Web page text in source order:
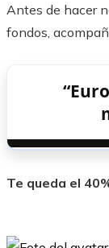
Antes de hacer
fondos,
Te queda el